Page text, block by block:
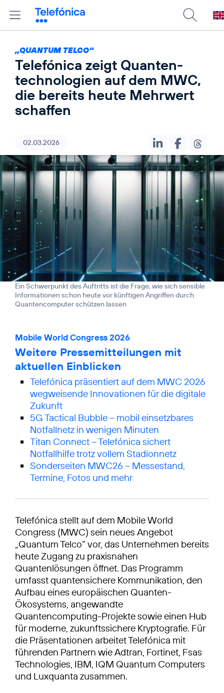
„QUANTUM TELCO“
Telefónica zeigt Quanten­
technologien auf dem MWC,
die bereits heute Mehrwert
schaffen
02.03.2026
Ein Schwerpunkt des Auftritts ist die Frage, wie sich sensible
Informationen schon heute vor künftigen Angriffen durch
Quantencomputer schützen lassen
Mobile World Congress 2026
Weitere Pressemitteilungen mit
aktuellen Einblicken
Telefónica präsentiert auf dem MWC 2026
wegweisende Innovationen für die digitale
Zukunft
5G Tactical Bubble – mobil einsetzbares
Notfallnetz in wenigen Minuten
Titan Connect – Telefónica sichert
Notfallhilfe trotz vollem Stadionnetz
Sonderseiten MWC26 – Messestand,
Termine, Fotos und mehr
Telefónica stellt auf dem Mobile World
Congress (MWC) sein neues Angebot
„Quantum Telco“ vor, das Unternehmen bereits
heute Zugang zu praxisnahen
Quantenlösungen öffnet. Das Programm
umfasst quantensichere Kommunikation, den
Aufbau eines europäischen Quanten-
Ökosystems, angewandte
Quantencomputing-Projekte sowie einen Hub
für moderne, zukunftssichere Kryptografie. Für
die Präsentationen arbeitet Telefónica mit
führenden Partnern wie Adtran, Fortinet, Fsas
Technologies, IBM, IQM Quantum Computers
und Luxquanta zusammen.